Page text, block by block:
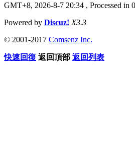
GMT+8, 2026-8-7 20:34 , Processed in
Powered by Discuz! X3.3
© 2001-2017 Comsenz Inc.
快速回復 返回頂部 返回列表